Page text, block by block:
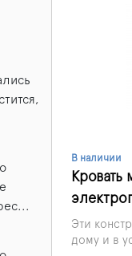
В наличии
Кровать
Эти
дому и в